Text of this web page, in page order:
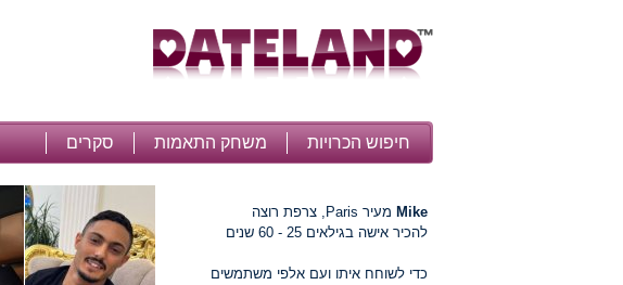
חיפוש הכרויות משחק התאמות סקרים
Mike
מעיר Paris, צרפת רוצה
להכיר אישה בגילאים 25 - 60 שנים
כדי לשוחח איתו ועם אלפי משתמשים